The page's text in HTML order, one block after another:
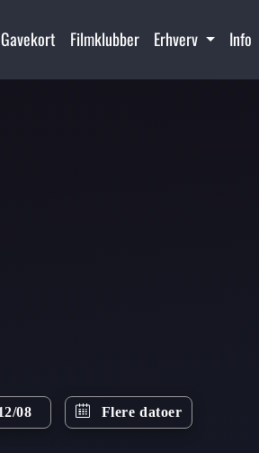
Gavekort Filmklubber Erhverv Info